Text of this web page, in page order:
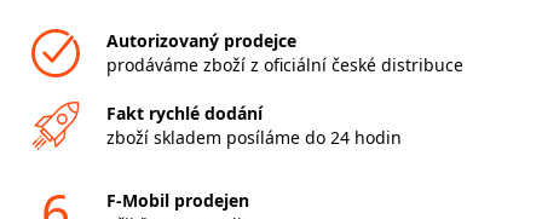
Autorizovaný prodejce
prodáváme zboží z oficiální české distribuce
Fakt rychlé dodání
zboží skladem posíláme do 24 hodin
F-Mobil prodejen